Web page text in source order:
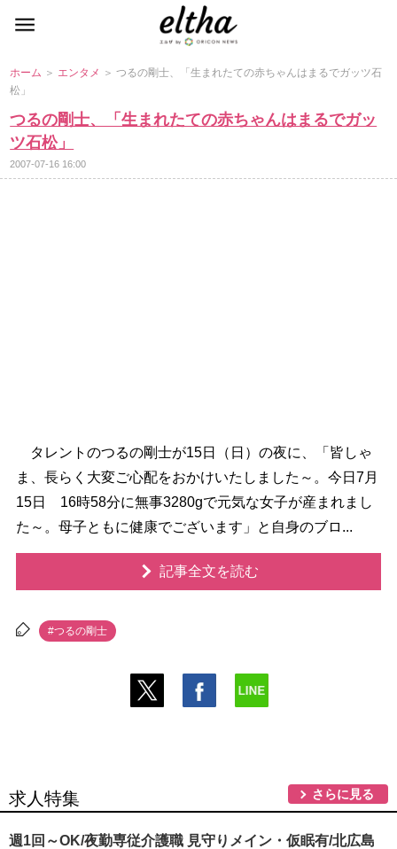
ホーム ＞ エンタメ ＞ つるの剛士、「生まれたての赤ちゃんはまるでガッツ石
松」
つるの剛士、「生まれたての赤ちゃんはまるでガッ
ツ石松」
2007-07-16 16:00
タレントのつるの剛士が15日（日）の夜に、「皆しゃ
ま、長らく大変ご心配をおかけいたしました～。今日7月
15日 16時58分に無事3280gで元気な女子が産まれまし
た～。母子ともに健康でございます」と自身のブロ...
記事全文を読む
#つるの剛士
求人特集 さらに見る
週1回～OK/夜勤専従介護職 見守りメイン・仮眠有/北広島